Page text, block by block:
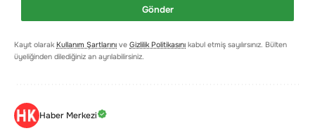
Gönder
Kayıt olarak Kullanım Şartlarını ve Gizlilik Politikasını kabul etmiş sayılırsınız. Bülten
üyeliğinden dilediğiniz an ayrılabilirsiniz.
Haber Merkezi